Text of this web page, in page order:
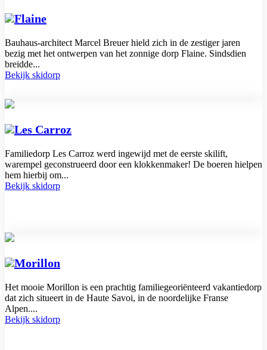
Flaine
Bauhaus-architect Marcel Breuer hield zich in de zestiger jaren
bezig met het ontwerpen van het zonnige dorp Flaine. Sindsdien
breidde...
Bekijk skidorp
Les Carroz
Familiedorp Les Carroz werd ingewijd met de eerste skilift,
warempel geconstrueerd door een klokkenmaker! De boeren hielpen
hem hierbij om...
Bekijk skidorp
Morillon
Het mooie Morillon is een prachtig familiegeoriënteerd vakantiedorp
dat zich situeert in de Haute Savoi, in de noordelijke Franse
Alpen....
Bekijk skidorp